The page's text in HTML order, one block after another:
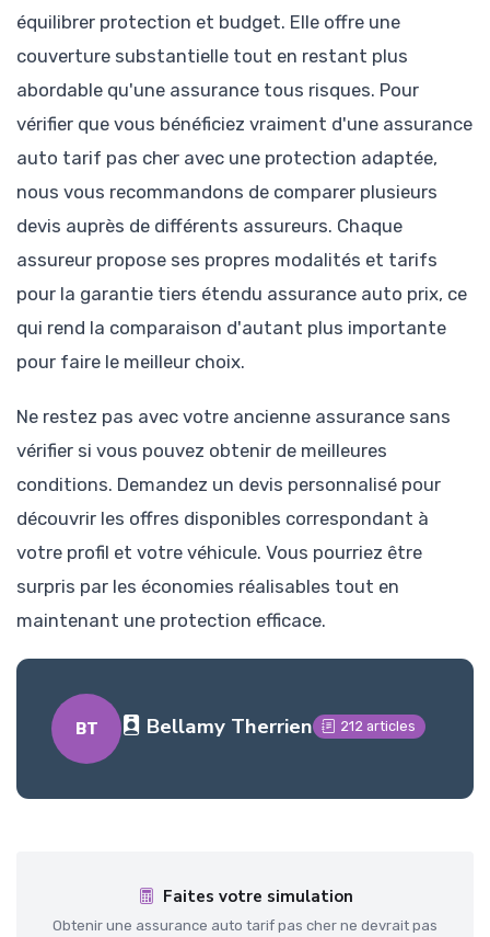
équilibrer protection et budget. Elle offre une
couverture substantielle tout en restant plus
abordable qu'une assurance tous risques. Pour
vérifier que vous bénéficiez vraiment d'une assurance
auto tarif pas cher avec une protection adaptée,
nous vous recommandons de comparer plusieurs
devis auprès de différents assureurs. Chaque
assureur propose ses propres modalités et tarifs
pour la garantie tiers étendu assurance auto prix, ce
qui rend la comparaison d'autant plus importante
pour faire le meilleur choix.
Ne restez pas avec votre ancienne assurance sans
vérifier si vous pouvez obtenir de meilleures
conditions. Demandez un devis personnalisé pour
découvrir les offres disponibles correspondant à
votre profil et votre véhicule. Vous pourriez être
surpris par les économies réalisables tout en
maintenant une protection efficace.
BT Bellamy Therrien 212 articles
Faites votre simulation
Obtenir une assurance auto tarif pas cher ne devrait pas